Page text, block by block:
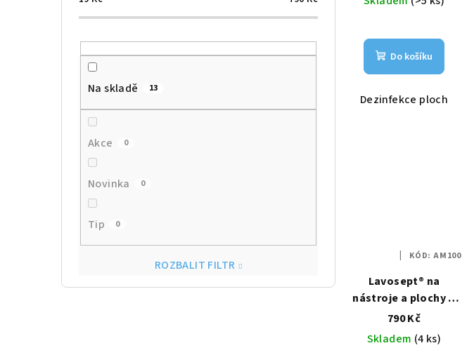
Na skladě 13
Akce 0
Novinka 0
Tip 0
ROZBALIT FILTR
Do košíku
Dezinfekce ploch
Lavosept® na
nástroje a plochy K
5L
790 Kč
Skladem (4 ks)
KÓD: AM100